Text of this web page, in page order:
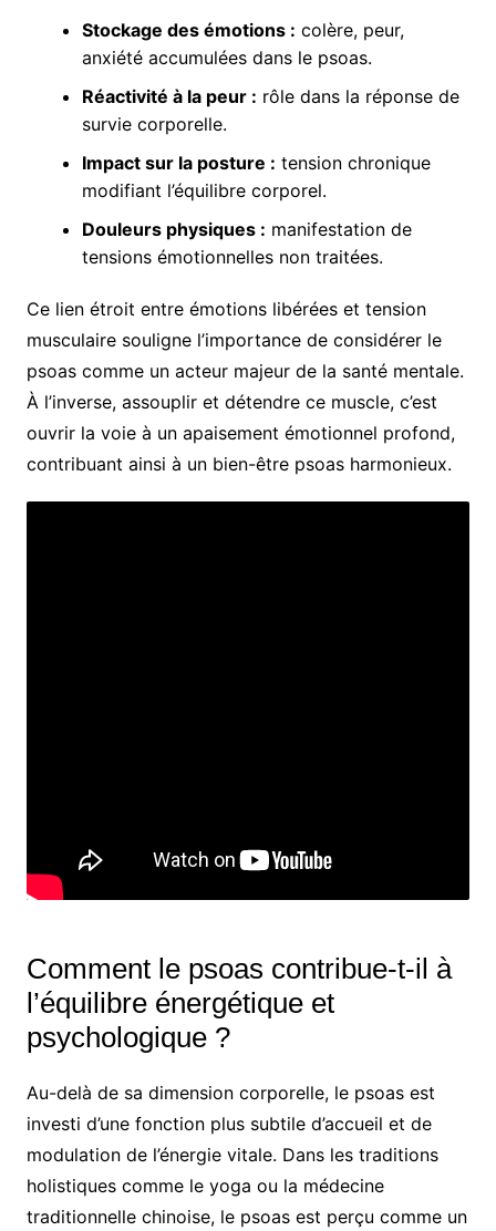
Stockage des émotions : colère, peur,
anxiété accumulées dans le psoas.
Réactivité à la peur : rôle dans la réponse de
survie corporelle.
Impact sur la posture : tension chronique
modifiant l’équilibre corporel.
Douleurs physiques : manifestation de
tensions émotionnelles non traitées.
Ce lien étroit entre émotions libérées et tension
musculaire souligne l’importance de considérer le
psoas comme un acteur majeur de la santé mentale.
À l’inverse, assouplir et détendre ce muscle, c’est
ouvrir la voie à un apaisement émotionnel profond,
contribuant ainsi à un bien-être psoas harmonieux.
Comment le psoas contribue-t-il à
l’équilibre énergétique et
psychologique ?
Au-delà de sa dimension corporelle, le psoas est
investi d’une fonction plus subtile d’accueil et de
modulation de l’énergie vitale. Dans les traditions
holistiques comme le yoga ou la médecine
traditionnelle chinoise, le psoas est perçu comme un